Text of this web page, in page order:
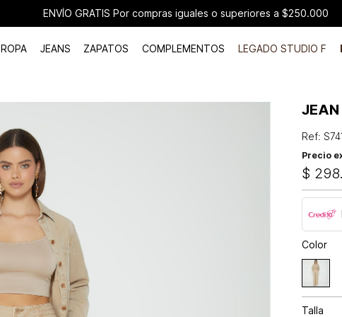
ENVÍO GRATIS Por compras iguales o superiores a $250.000
ROPA JEANS ZAPATOS COMPLEMENTOS LEGADO STUDIO F
Ref:
Precio
$ 298.
Color
Talla